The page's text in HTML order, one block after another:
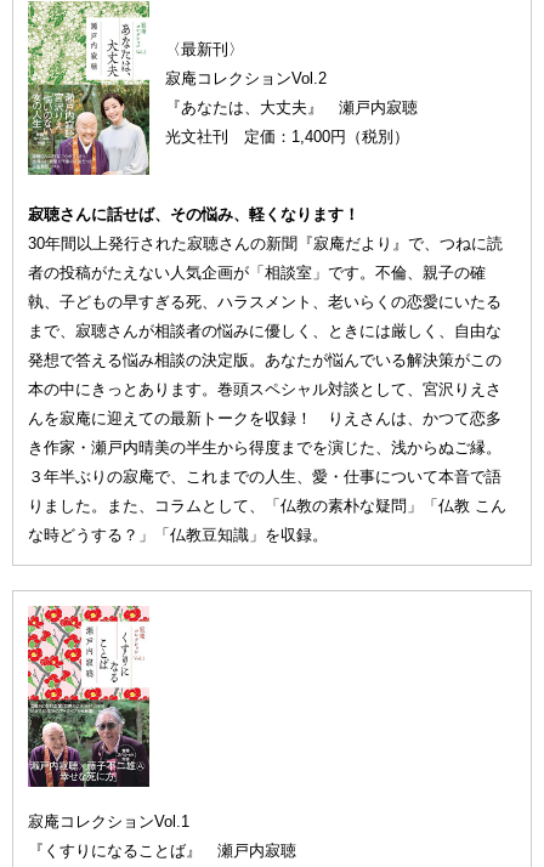
〈最新刊〉
寂庵コレクションVol.2
『あなたは、大丈夫』 瀬戸内寂聴
光文社刊 定価：1,400円（税別）
寂聴さんに話せば、その悩み、軽くなります！
30年間以上発行された寂聴さんの新聞『寂庵だより』で、つねに読
者の投稿がたえない人気企画が「相談室」です。不倫、親子の確
執、子どもの早すぎる死、ハラスメント、老いらくの恋愛にいたる
まで、寂聴さんが相談者の悩みに優しく、ときには厳しく、自由な
発想で答える悩み相談の決定版。あなたが悩んでいる解決策がこの
本の中にきっとあります。巻頭スペシャル対談として、宮沢りえさ
んを寂庵に迎えての最新トークを収録！ りえさんは、かつて恋多
き作家・瀬戸内晴美の半生から得度までを演じた、浅からぬご縁。
３年半ぶりの寂庵で、これまでの人生、愛・仕事について本音で語
りました。また、コラムとして、「仏教の素朴な疑問」「仏教 こん
な時どうする？」「仏教豆知識」を収録。
寂庵コレクションVol.1
『くすりになることば』 瀬戸内寂聴